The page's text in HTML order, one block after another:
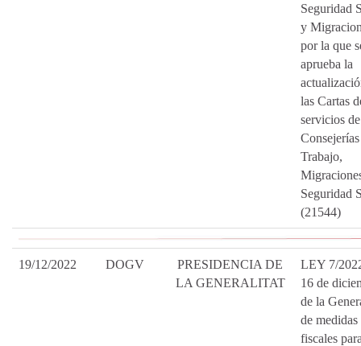
Seguridad
y
por la que
aprueba la
las Cartas
servicios
Trabajo,
Seguridad
(21544)
19/12/2022 DOGV
PRESIDENCIA DE
LA GENERALITAT
LEY 7/
16 de
de la
de medidas
fiscales